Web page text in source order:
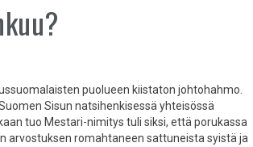
puolueen kiistaton johtohahmo.
Sisun natsihenkisessä yhteisössä
tuo Mestari-nimitys tuli siksi, että porukassa
arvostuksen romahtaneen sattuneista syistä ja